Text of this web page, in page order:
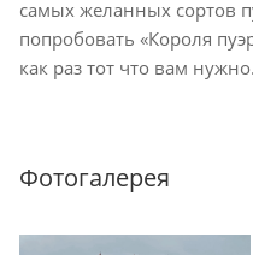
самых желанных сортов
попробовать «Короля
как раз тот что вам нужно.
Фотогалерея